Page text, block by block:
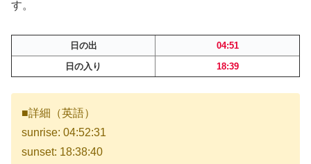
す。
日の出
04:51
日の入り
18:39
■詳細（英語）
sunrise: 04:52:31
sunset: 18:38:40